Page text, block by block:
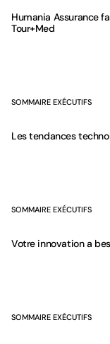
Humania Assurance
Tour+Med
SOMMAIRE EXÉCUTIFS
Les tendances
SOMMAIRE EXÉCUTIFS
Votre innovation a
SOMMAIRE EXÉCUTIFS